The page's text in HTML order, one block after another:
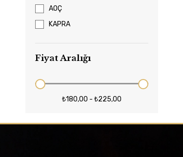
YOĞURT
AOÇ
KAPRA
Fiyat Aralığı
₺180,00 - ₺225,00